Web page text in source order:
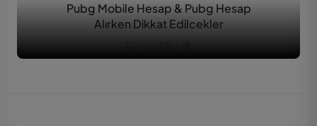
Pubg Mobile Hesap & Pubg Hesap
Alırken Dikkat Edilcekler